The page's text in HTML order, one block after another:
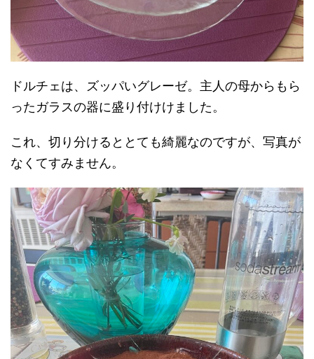
ドルチェは、ズッパいグレーゼ。主人の母からもら
ったガラスの器に盛り付けけました。
これ、切り分けるととても綺麗なのですが、写真が
なくてすみません。